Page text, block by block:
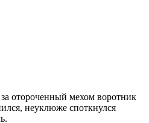
отороченный мехом воротник
неуклюже споткнулся